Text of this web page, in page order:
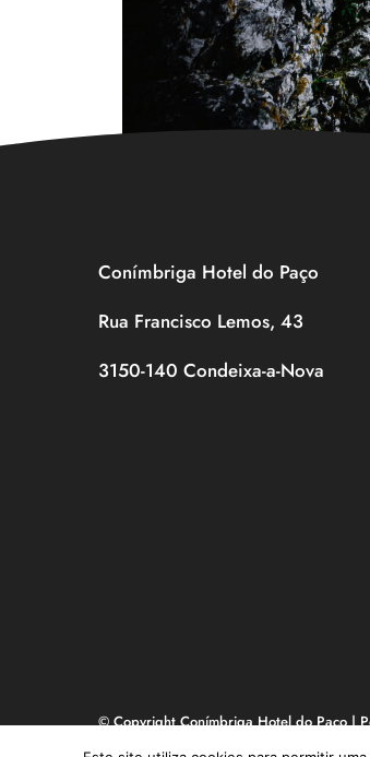
Conímbriga Hotel do Paço
Rua Francisco Lemos, 43
3150-140 Condeixa-a-Nova
© Copyright Conímbriga Hotel do Paço |